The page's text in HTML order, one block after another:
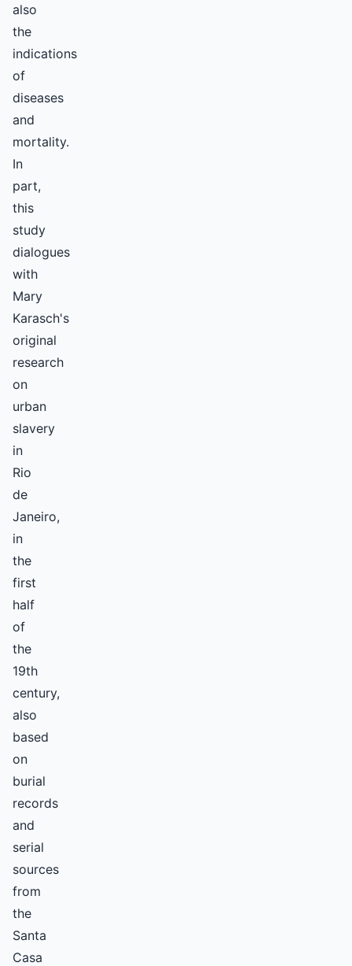
also
the
indications
of
diseases
and
mortality.
In
part,
this
study
dialogues
with
Mary
Karasch's
original
research
on
urban
slavery
in
Rio
de
Janeiro,
in
the
first
half
of
the
19th
century,
also
based
on
burial
records
and
serial
sources
from
the
Santa
Casa